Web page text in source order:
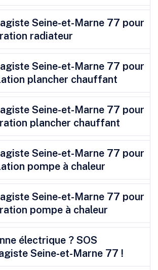
Seine-et-Marne 77 pour
radiateur
Seine-et-Marne 77 pour
plancher chauffant
Seine-et-Marne 77 pour
plancher chauffant
Seine-et-Marne 77 pour
pompe à chaleur
Seine-et-Marne 77 pour
pompe à chaleur
électrique ? SOS
Seine-et-Marne 77 !